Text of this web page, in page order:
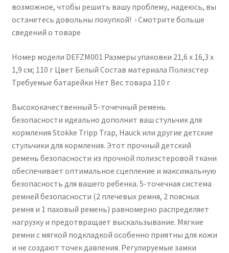
возможное, чтобы решить вашу проблему, надеюсь, вы
останетесь довольны покупкой! ️ › Смотрите больше
сведений о товаре
Номер модели ‎DEFZM001 Размеры упаковки ‎21,6 x 16,3 x
1,9 см; 110 г Цвет ‎Белый Состав материала ‎Полиэстер
Требуемые батарейки ‎Нет Вес товара ‎110 г
Высококачественный 5-точечный ремень
безопасности идеально дополнит ваш стульчик для
кормления Stokke Tripp Trap, Hauck или другие детские
стульчики для кормления. Этот прочный детский
ремень безопасности из прочной полиэстеровой ткани
обеспечивает оптимальное сцепление и максимальную
безопасность для вашего ребенка. 5-точечная система
ремней безопасности (2 плечевых ремня, 2 поясных
ремня и 1 паховый ремень) равномерно распределяет
нагрузку и предотвращает выскальзывание. Мягкие
ремни с мягкой подкладкой особенно приятны для кожи
и не создают точек давления. Регулируемые замки